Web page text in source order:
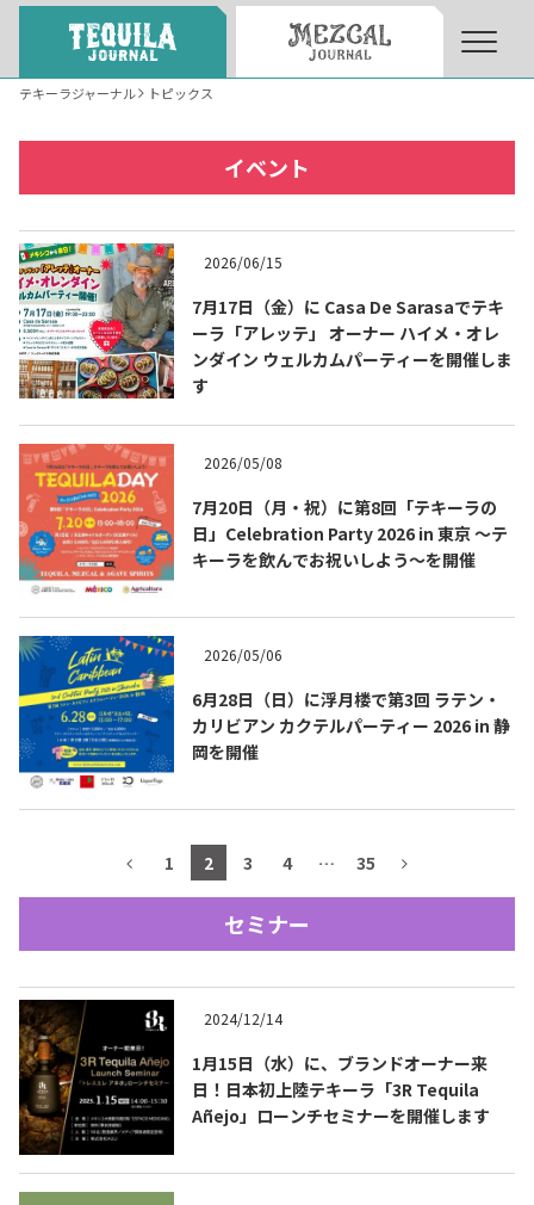
テキーラのつくり方 How to Make Tequila
テキーラマーケット
テキーラの飲み方
テキーラマップ
メキシコ料理
メキシコ旅行
メキシコの記念日
お問合せ
Contact
テキーラ・メスカルが飲める
Bar & Restaurant
テキーラジャーナル トピックス
イベント
2026/06/15
7月17日（金）に Casa De Sarasaでテキ
ーラ「アレッテ」 オーナー ハイメ・オレ
ンダイン ウェルカムパーティーを開催しま
す
2026/05/08
7月20日（月・祝）に第8回「テキーラの
日」Celebration Party 2026 in 東京 ～テ
キーラを飲んでお祝いしよう～を開催
2026/05/06
6月28日（日）に浮月楼で第3回 ラテン・
カリビアン カクテルパーティー 2026 in 静
岡を開催
1 2 3 4 … 35
セミナー
2024/12/14
1月15日（水）に、ブランドオーナー来
日！日本初上陸テキーラ「3R Tequila
Añejo」ローンチセミナーを開催します